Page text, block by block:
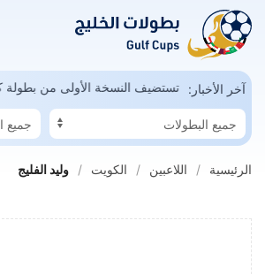
آخر الأخبار:
السعودية تستضيف النسخة الأولى من بطولة
الرئيسية اللاعبين الكويت وليد الفليج